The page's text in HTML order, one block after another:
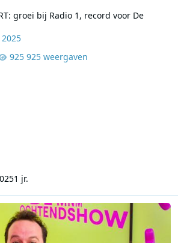
groei bij Radio 1, record voor De
925 weergaven
1 jr.
Studio Brussel en MNM groeien